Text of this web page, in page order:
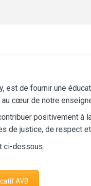
est de fournir une
cœur de notre
positivement à
de justice, de respect
ci-dessous.
AVB